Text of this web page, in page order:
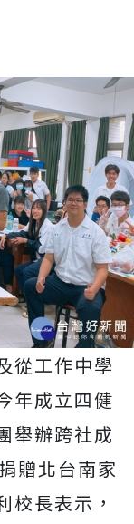
從工作中學
年成立四健
舉辦跨社成
贈北台南家
校長表示，